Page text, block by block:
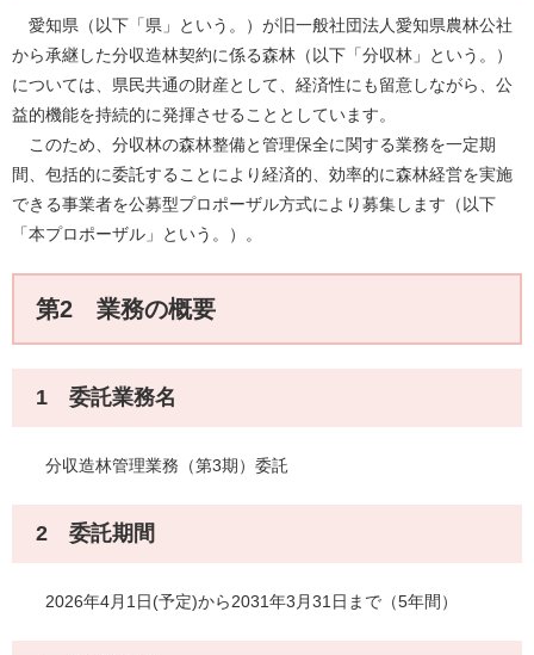
愛知県（以下「県」という。）が旧一般社団法人愛知県農林公社
から承継した分収造林契約に係る森林（以下「分収林」という。）
については、県民共通の財産として、経済性にも留意しながら、公
益的機能を持続的に発揮させることとしています。
このため、分収林の森林整備と管理保全に関する業務を一定期
間、包括的に委託することにより経済的、効率的に森林経営を実施
できる事業者を公募型プロポーザル方式により募集します（以下
「本プロポーザル」という。）。
第2 業務の概要
1 委託業務名
分収造林管理業務（第3期）委託
2 委託期間
2026年4月1日(予定)から2031年3月31日まで（5年間）